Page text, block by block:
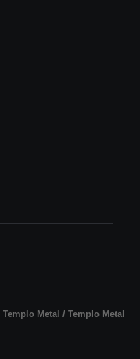
Templo Metal / Templo Metal